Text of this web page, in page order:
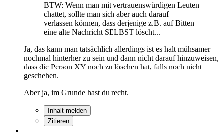
BTW: Wenn man mit vertrauenswürdigen Leuten
chattet, sollte man sich aber auch darauf
verlassen können, dass derjenige z.B. auf Bitten
eine alte Nachricht SELBST löscht...
Ja, das kann man tatsächlich allerdings ist es halt mühsamer
nochmal hinterher zu sein und dann nicht darauf hinzuweisen,
dass die Person XY noch zu löschen hat, falls noch nicht
geschehen.
Aber ja, im Grunde hast du recht.
Inhalt melden
Zitieren